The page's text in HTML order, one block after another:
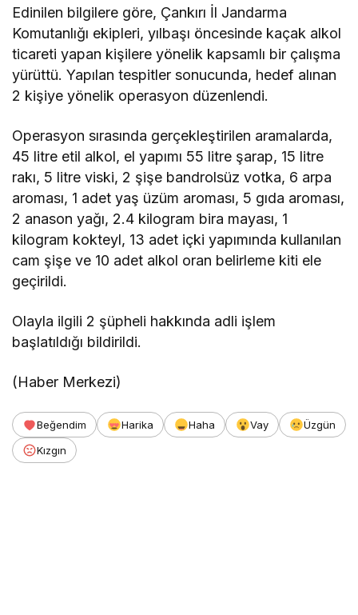
Edinilen bilgilere göre, Çankırı İl Jandarma
Komutanlığı ekipleri, yılbaşı öncesinde kaçak alkol
ticareti yapan kişilere yönelik kapsamlı bir çalışma
yürüttü. Yapılan tespitler sonucunda, hedef alınan
2 kişiye yönelik operasyon düzenlendi.
Operasyon sırasında gerçekleştirilen aramalarda,
45 litre etil alkol, el yapımı 55 litre şarap, 15 litre
rakı, 5 litre viski, 2 şişe bandrolsüz votka, 6 arpa
aroması, 1 adet yaş üzüm aroması, 5 gıda aroması,
2 anason yağı, 2.4 kilogram bira mayası, 1
kilogram kokteyl, 13 adet içki yapımında kullanılan
cam şişe ve 10 adet alkol oran belirleme kiti ele
geçirildi.
Olayla ilgili 2 şüpheli hakkında adli işlem
başlatıldığı bildirildi.
(Haber Merkezi)
Beğendim Harika Haha Vay
Üzgün
Kızgın